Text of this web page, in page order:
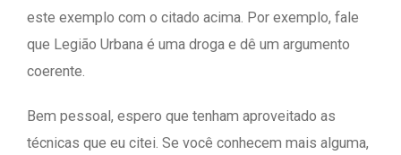
este exemplo com o citado acima. Por exemplo, fale
que Legião Urbana é uma droga e dê um argumento
coerente.
Bem pessoal, espero que tenham aproveitado as
técnicas que eu citei. Se você conhecem mais alguma,